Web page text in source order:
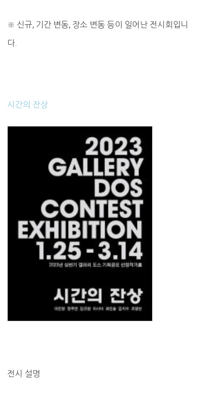
※ 신규, 기간 변동, 장소 변동 등이 일어난 전시회입니
다.
시간의 잔상
전시 설명